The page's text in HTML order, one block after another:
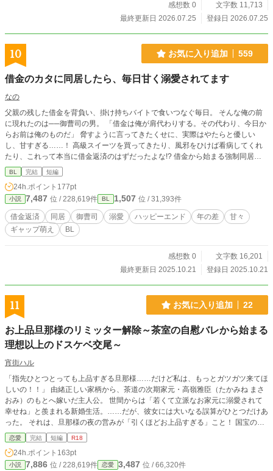
感想数 0
文字数 11,713
最終更新日 2026.07.25
登録日 2026.07.25
10 お気に入り追加 559
借金のカタに同居したら、毎日甘く溺愛されてます
なの
父親の残した借金を背負い、掛け持ちバイトで食いつなぐ毎日。 そんな俺の前
に現れたのは──御曹司の男。 「借金は俺が肩代わりする。その代わり、今日か
らお前は俺のものだ」 脅すように言ってきたくせに、実際はやたらと優しい
し、甘すぎる……！ 高級スイーツを買ってきたり、風邪をひけば看病してくれ
たり、これって本当に借金返済のはずだったよな!? 借金から始まる強制同居
は、いつしか恋へと変わっていく──。 冷酷な御曹司 × 借金持ち庶民の同居生活
は、溺愛だらけで逃げ場なし!? 短編小説です。サクッと読んでいただけると嬉
しいです。
BL 完結 短編
24h.ポイント 177pt
小説 7,487 位 / 228,619件 BL 1,507 位 / 31,393件
借金返済 同居 御曹司 溺愛 ハッピーエンド 年の差
甘々
ギャップ萌え
BL
感想数 0
文字数 16,201
最終更新日 2025.10.21
登録日 2025.10.21
11 お気に入り追加 22
お上品旦那様のリミッター解除～茶室の自慰バレから始まる
理想以上のドスケベ交尾～
宵街ハル
「指先ひとつとっても上品すぎる旦那様……だけど私は、もっとガツガツ来てほ
しいの！！」 由緒正しい家柄から、茶道の次期家元・高嶺雅臣（たかみね まさ
おみ）のもとへ嫁いだ主人公。 世間からは「若くて立派なお家元に溺愛されて
幸せね」と羨まれる新婚生活。……だが、彼女には大いなる誤算がひとつだけあ
った。 それは、旦那様の夜の営みが「引くほどお上品すぎる」こと！ 国宝の茶
器のように優しく、丁寧で、超スロー。本当はもっと獣のように激しく、乱暴に
愛されたいのに、私の小さな吐息ひとつで「無理をさせてしまいましたね」とセ
ーブされてしまう始末。 生殺し状態に耐えかねた彼女は、毎朝のルーティンで
ある「離れの茶室の掃除」の時間を使い、旦那様とのドスケベな妄想を膨らませ
恋愛 完結 短編 R18
24h.ポイント 163pt
小説 7,886 位 / 228,619件 恋愛 3,487 位 / 66,320件